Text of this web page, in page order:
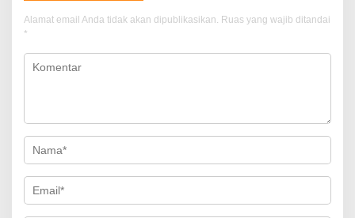
Alamat email Anda tidak akan dipublikasikan. Ruas yang wajib ditandai
*